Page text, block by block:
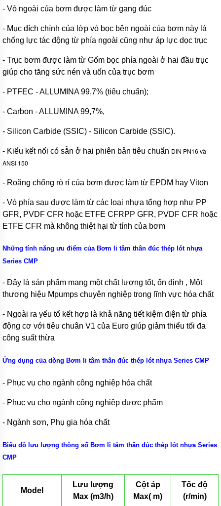
bơm
bánh
ăn
khớp
trong
Máy
bơm
bánh
2CY
Bơm
răng
dẫn
bằng
khớp
từ
Máy
dầu
kiểu
bánh
răng
cơ
khí
làm
Bơm
bánh
ngoài
dùng
cho
độ
bơm
bánh
thân
bằng
GANG
Bơm
rỉ
mật,
- Vỏ ngoài của bơm được làm từ gang đúc
- Mục đích chính của lớp vỏ bọc bên ngoài của bơm này là
chống lực tác động từ phía ngoài cũng như áp lực dọc trục
- Trục bơm được làm từ Gốm bọc phía ngoài ở hai đầu trục
giúp cho tăng sức nén và uốn của trục bơm
- PTFEC - ALLUMINA 99,7% (tiêu chuẩn);
- Carbon - ALLUMINA 99,7%,
- Silicon Carbide (SSIC) - Silicon Carbide (SSIC).
- Kiểu kết nối có sẵn ở hai phiên bản tiêu chuẩn DIN PN16 và
ANSI 150
- Roăng chống rò rỉ của bơm được làm từ EPDM hay Viton
- Vỏ phía sau được làm từ các loại nhựa tổng hợp như PP
GFR, PVDF CFR hoặc ETFE CFRPP GFR, PVDF CFR hoặc
ETFE CFR mà không thiệt hại từ tính của bơm
Những tính năng ưu điểm của Bơm li tâm thân đúc thép lót nhựa
Series CMP
- Đây là sản phẩm mang một chất lượng tốt, ổn định , Một
thương hiệu Mpumps chuyên nghiệp trong lĩnh vực hóa chất
- Ngoài ra yếu tố kết hợp là khả năng tiết kiệm điện từ phía
động cơ với tiêu chuân V1 của Euro giúp giảm thiểu tối đa
công suất thừa
Ứng dụng của dòng Bơm li tâm thân đúc thép lót nhựa Series CMP
- Phục vụ cho ngành công nghiệp hóa chất
- Phục vụ cho ngành công nghiệp dược phẩm
- Ngành sơn, Phụ gia hóa chất
Biểu đồ lưu lượng thông số Bơm li tâm thân đúc thép lót nhựa Series
CMP
Model
Lưu lượng
Max (m3/h)
Cột áp
Max( m)
Tốc độ
(r/min)